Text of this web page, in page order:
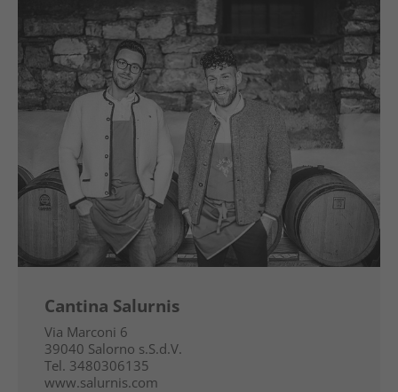
Cantina Salurnis
Via Marconi 6
39040 Salorno s.S.d.V.
Tel. 3480306135
www.salurnis.com